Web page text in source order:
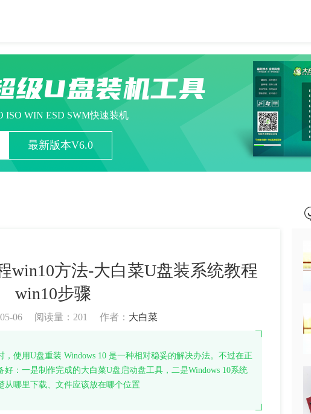
级U盘装机工具
ISO WIN ESD SWM快速装机
最新版本V6.0
win10方法-大白菜U盘装系统教程
win10步骤
06 阅读量： 201 作者： 大白菜
使用U盘重装 Windows 10 是一种相对稳妥的解决办法。不过在正
：一是制作完成的大白菜U盘启动盘工具，二是Windows 10系统
从哪里下载、文件应该放在哪个位置